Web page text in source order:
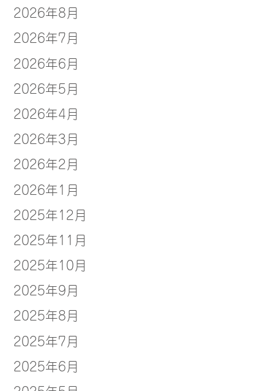
2026年8月
2026年7月
2026年6月
2026年5月
2026年4月
2026年3月
2026年2月
2026年1月
2025年12月
2025年11月
2025年10月
2025年9月
2025年8月
2025年7月
2025年6月